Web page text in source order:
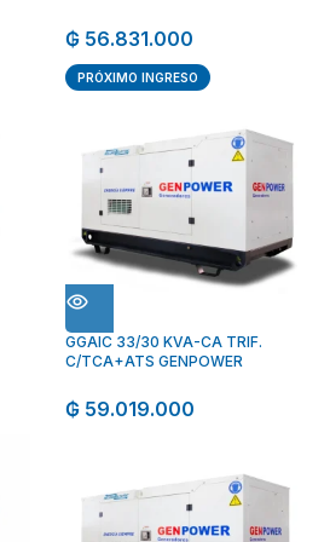
₲ 56.831.000
PRÓXIMO INGRESO
GGAIC 33/30 KVA-CA TRIF.
C/TCA+ATS GENPOWER
₲ 59.019.000